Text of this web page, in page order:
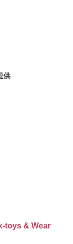
供
toys & Wear